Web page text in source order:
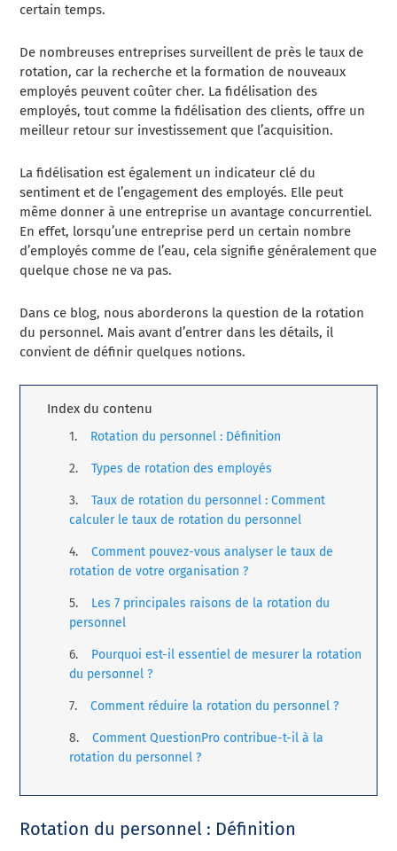
certain temps.
De nombreuses entreprises surveillent de près le taux de
rotation, car la recherche et la formation de nouveaux
employés peuvent coûter cher. La fidélisation des
employés, tout comme la fidélisation des clients, offre un
meilleur retour sur investissement que l’acquisition.
La fidélisation est également un indicateur clé du
sentiment et de l’engagement des employés. Elle peut
même donner à une entreprise un avantage concurrentiel.
En effet, lorsqu’une entreprise perd un certain nombre
d’employés comme de l’eau, cela signifie généralement que
quelque chose ne va pas.
Dans ce blog, nous aborderons la question de la rotation
du personnel. Mais avant d’entrer dans les détails, il
convient de définir quelques notions.
Index du contenu
Rotation du personnel : Définition
Types de rotation des employés
Taux de rotation du personnel : Comment
calculer le taux de rotation du personnel
Comment pouvez-vous analyser le taux de
rotation de votre organisation ?
Les 7 principales raisons de la rotation du
personnel
Pourquoi est-il essentiel de mesurer la rotation
du personnel ?
Comment réduire la rotation du personnel ?
Comment QuestionPro contribue-t-il à la
rotation du personnel ?
Rotation du personnel : Définition